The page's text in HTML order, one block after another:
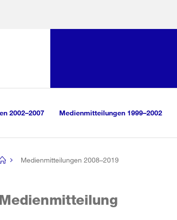
2002–2007 Medienmitteilungen 1999–2002
Medienmitteilungen 2008–2019